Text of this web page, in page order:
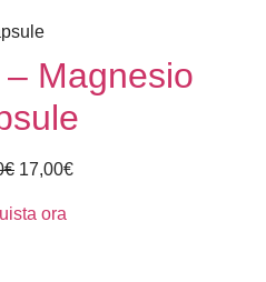
Magnesio
€ 17,00€
ora